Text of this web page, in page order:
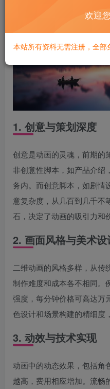
1. 创意与策划深度
创意是动画的灵魂，前期的
非创意性脚本，如产品介绍
务内。而创意脚本，如剧情
意复杂度，从几百到几千不
石，决定了动画的吸引力和
2. 画面风格与美术设
二维动画的风格多样，从传
制作难度和成本各不相同。
强度，每分钟价格可高达万
色设计和场景构建的精细度
3. 动效与技术实现
动画中的动态效果，包括角
越高，费用相应增加。流畅
欢迎
本站所有资料无需注册，全部